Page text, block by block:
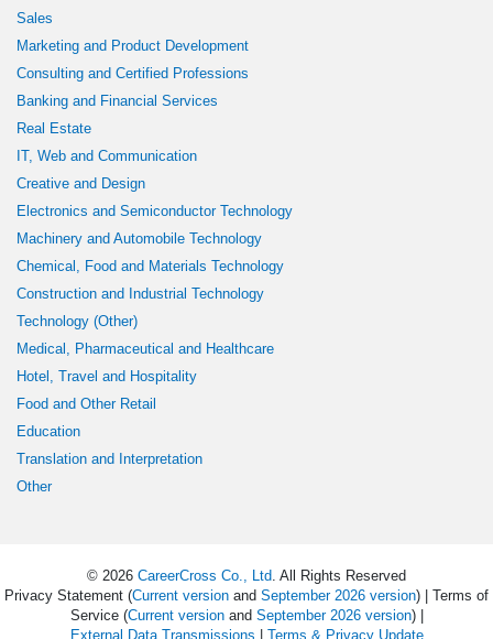
Sales
Marketing and Product Development
Consulting and Certified Professions
Banking and Financial Services
Real Estate
IT, Web and Communication
Creative and Design
Electronics and Semiconductor Technology
Machinery and Automobile Technology
Chemical, Food and Materials Technology
Construction and Industrial Technology
Technology (Other)
Medical, Pharmaceutical and Healthcare
Hotel, Travel and Hospitality
Food and Other Retail
Education
Translation and Interpretation
Other
© 2026 CareerCross Co., Ltd . All Rights Reserved
Privacy Statement (Current version and September 2026 version) | Terms of
Service (Current versionand September 2026 version) |
External Data Transmissions | Terms & Privacy Update